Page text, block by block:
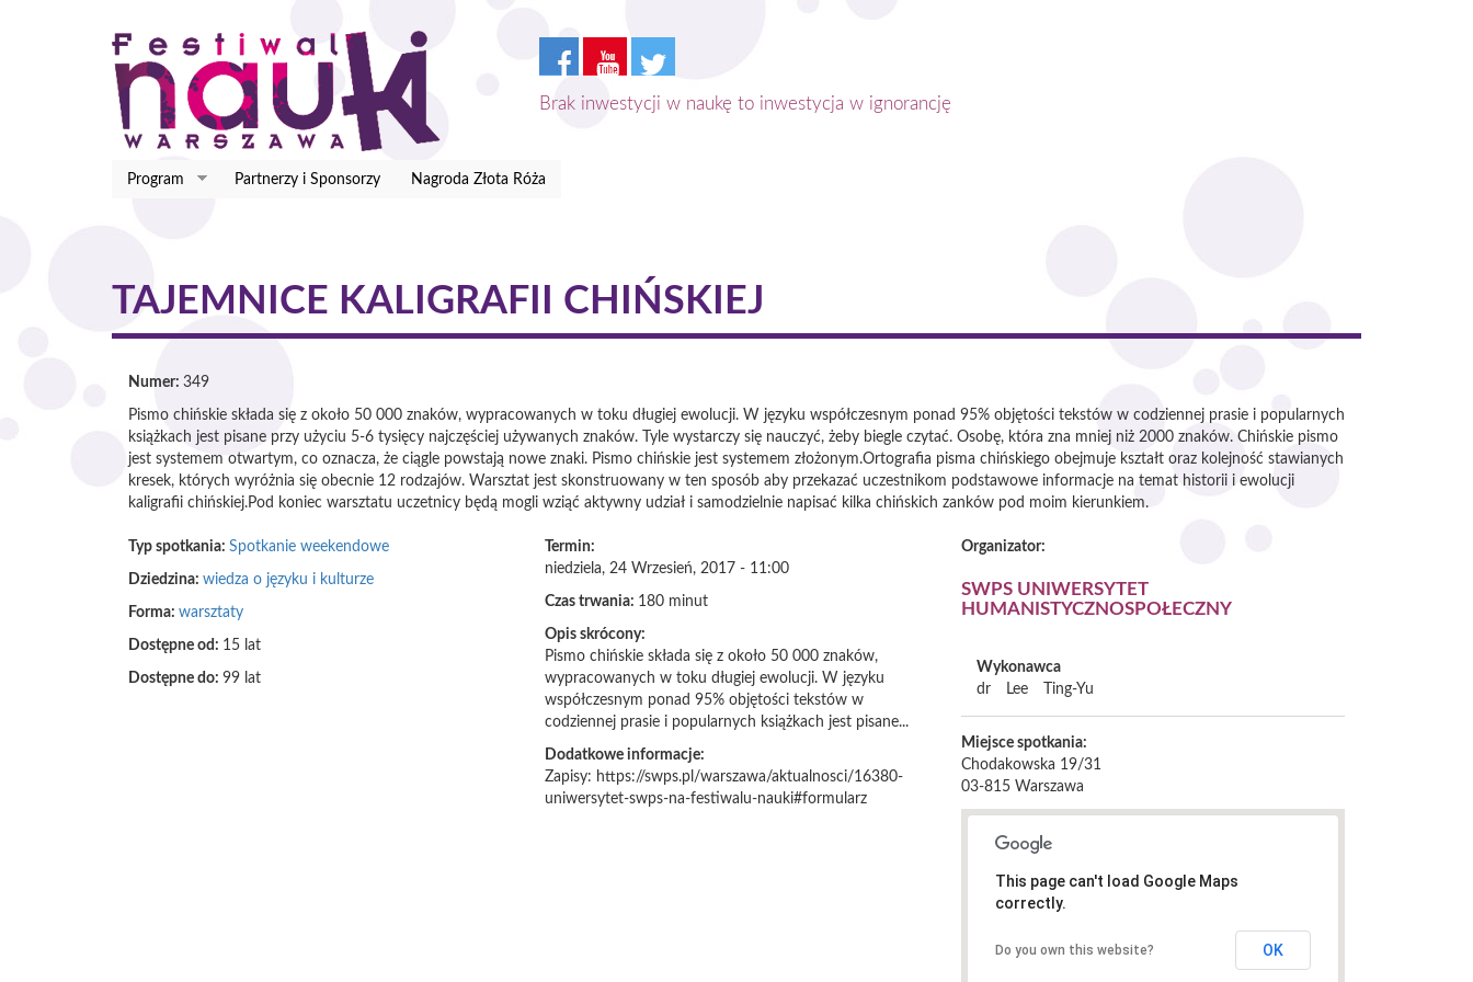
Brak inwestycji w naukę to inwestycja w ignorancję
Program Partnerzy i Sponsorzy Nagroda Złota Róża
TAJEMNICE KALIGRAFII CHIŃSKIEJ
Numer: 349
Pismo chińskie składa się z około 50 000 znaków, wypracowanych w toku długiej ewolucji. W języku współczesnym ponad 95% objętości tekstów w codziennej prasie i popularnych
książkach jest pisane przy użyciu 5-6 tysięcy najczęściej używanych znaków. Tyle wystarczy się nauczyć, żeby biegle czytać. Osobę, która zna mniej niż 2000 znaków. Chińskie pismo
jest systemem otwartym, co oznacza, że ciągle powstają nowe znaki. Pismo chińskie jest systemem złożonym.Ortografia pisma chińskiego obejmuje kształt oraz kolejność stawianych
kresek, których wyróżnia się obecnie 12 rodzajów. Warsztat jest skonstruowany w ten sposób aby przekazać uczestnikom podstawowe informacje na temat historii i ewolucji
kaligrafii chińskiej.Pod koniec warsztatu uczetnicy będą mogli wziąć aktywny udział i samodzielnie napisać kilka chińskich zanków pod moim kierunkiem.
Typ spotkania: Spotkanie weekendowe
Dziedzina: wiedza o języku i kulturze
Forma: warsztaty
Dostępne od: 15 lat
Dostępne do: 99 lat
Termin:
niedziela, 24 Wrzesień, 2017 - 11:00
Czas trwania: 180 minut
Opis skrócony:
Pismo chińskie składa się z około 50 000 znaków,
wypracowanych w toku długiej ewolucji. W języku
współczesnym ponad 95% objętości tekstów w
codziennej prasie i popularnych książkach jest pisane...
Dodatkowe informacje:
Zapisy: https://swps.pl/warszawa/aktualnosci/16380-
uniwersytet-swps-na-festiwalu-nauki#formularz
Organizator:
SWPS UNIWERSYTET
HUMANISTYCZNOSPOŁECZNY
Wykonawca
dr
Lee Ting-Yu
Miejsce spotkania:
Chodakowska 19/31
03-815 Warszawa
This page can't load Google Maps
correctly.
Do you own this website? OK